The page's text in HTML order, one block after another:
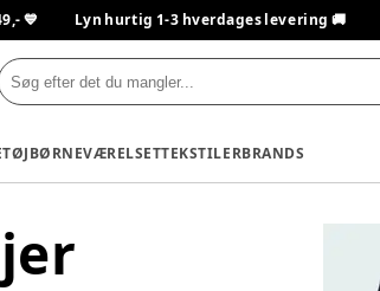
💙 Lyn hurtig 1-3 hverdages levering 🚚
BØRNEVÆRELSETTEKSTILERBRANDS